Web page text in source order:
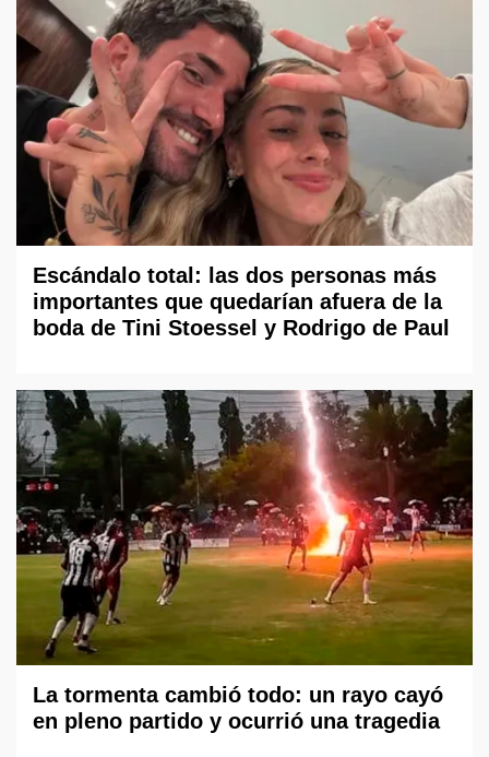
Escándalo total: las dos personas más
importantes que quedarían afuera de la
boda de Tini Stoessel y Rodrigo de Paul
La tormenta cambió todo: un rayo cayó
en pleno partido y ocurrió una tragedia